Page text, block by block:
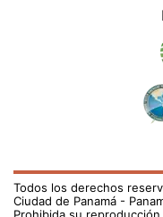
Todos los derechos
Ciudad de Panamá -
Prohibida su